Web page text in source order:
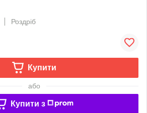
Роздріб
Купити
або
Купити з